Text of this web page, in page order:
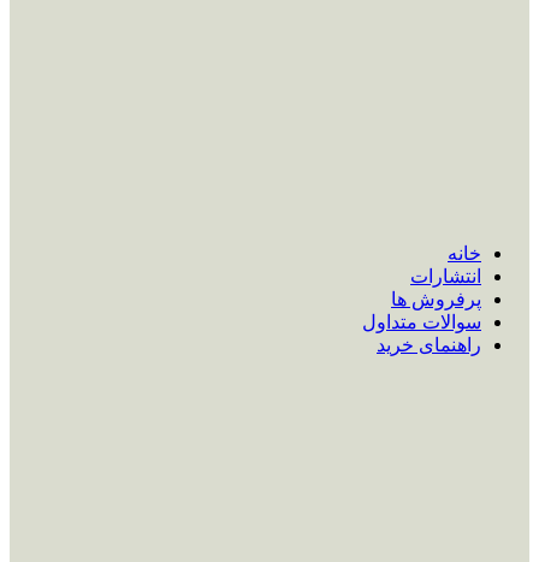
خانه
انتشارات
پرفروش ها
سوالات متداول
راهنمای خرید